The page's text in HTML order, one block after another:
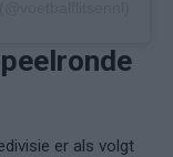
er als volgt